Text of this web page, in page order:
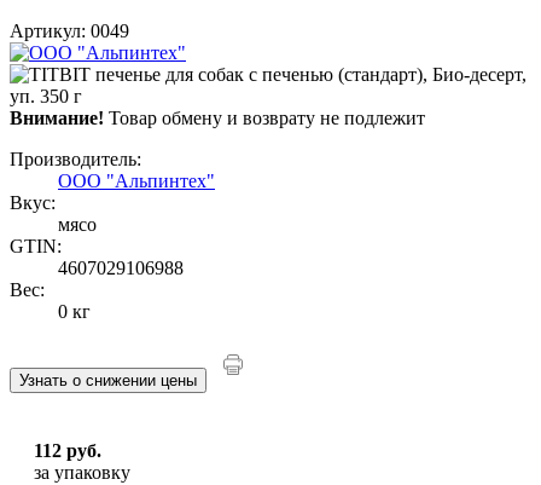
Артикул: 0049
Внимание! Товар обмену и возврату не подлежит
Производитель:
ООО "Альпинтех"
Вкус:
мясо
GTIN:
4607029106988
Вес:
0 кг
Узнать о снижении цены
112 руб.
за упаковку